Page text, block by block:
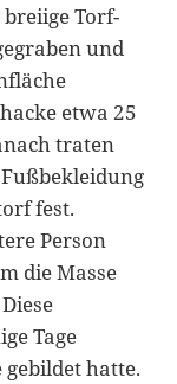
breiige Torf­
und
etwa 25
traten
fest.
Person
die Masse
Tage
hatte.